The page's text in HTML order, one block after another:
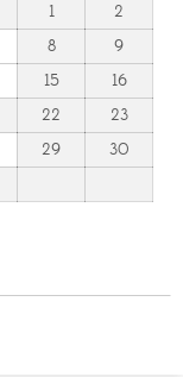
1
2
8
9
15
16
22
23
29
30